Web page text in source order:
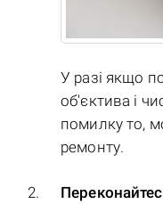
У разі якщо
об'єктива і
помилку то,
ремонту.